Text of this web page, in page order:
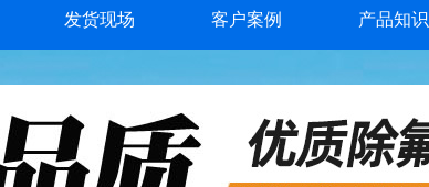
发货现场 客户案例 产品知识